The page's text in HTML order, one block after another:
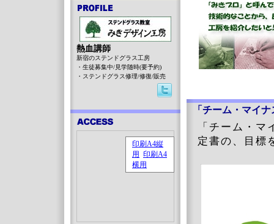
「チーム・マイ
「チーム・
定書の、目標
熱血講師
新宿のステンドグラス工房
・生徒募集中/見学随時(要予約)
・ステンドグラス修理/修復/販売